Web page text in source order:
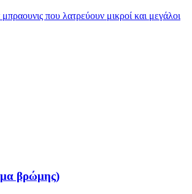
που λατρεύουν μικροί και μεγάλοι
βρώμης)